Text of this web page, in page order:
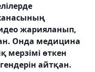
жарияланып,
Онда медицина
мерзімі өткен
айтқан.